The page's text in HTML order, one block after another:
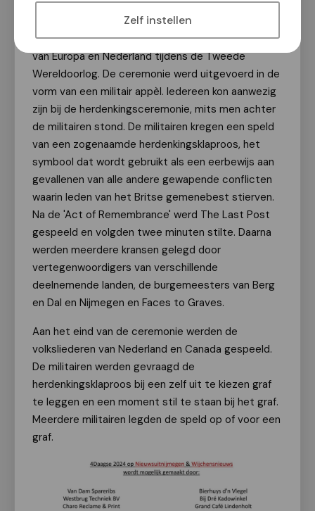
Zelf instellen
Op de militaire begraafplaats liggen 2598 militaire
die hun leven hebben gegeven voor de bevrijding
van Europa en Nederland tijdens de Tweede
Wereldoorlog. De ceremonie werd uitgevoerd in de
vorm van een militair appèl. Iedereen kon aanwezig
zijn bij de herdenkingsceremonie, mits men achter
de militairen stond. De militairen kregen een speld
van een zogenaamde herdenkingsklaproos, het
symbool dat wordt gebruikt als een eerbewijs aan
gevallenen van alle andere gewapende conflicten
waarin leden van het Britse gemenebest stierven.
Na de 'Act of Remembrance' werd The Last Post
gespeeld en volgden twee minuten stilte. Daarna
werden meerdere kransen gelegd door
vertegenwoordigers van verschillende
deelnemende landen, de burgemeesters van Berg
en Dal en Nijmegen en Faces to Graves.
Aan het eind van de ceremonie werden de
volksliederen van Nederland en Canada gespeeld.
De militairen werden gevraagd de
herdenkingsklaproos bij een zelf uit te kiezen graf
te leggen en een moment stil te staan bij het graf.
Meerdere militairen legden de speld op of voor een
graf.